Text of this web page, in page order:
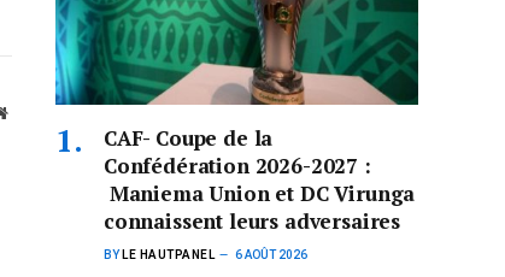
Website
CAF- Coupe de la
Confédération 2026-2027 :
Maniema Union et DC Virunga
connaissent leurs adversaires
BY LE HAUTPANEL 6 AOÛT 2026